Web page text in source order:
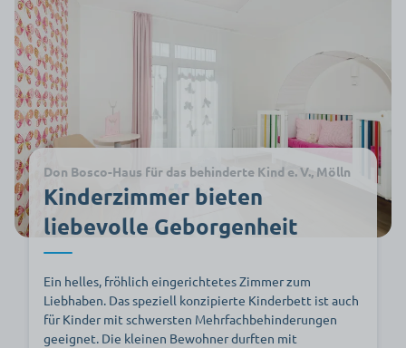
Don Bosco-Haus für das behinderte Kind e. V., Mölln
Kinderzimmer bieten
liebevolle Geborgenheit
Ein helles, fröhlich eingerichtetes Zimmer zum
Liebhaben. Das speziell konzipierte Kinderbett ist auch
für Kinder mit schwersten Mehrfachbehinderungen
geeignet. Die kleinen Bewohner durften mit